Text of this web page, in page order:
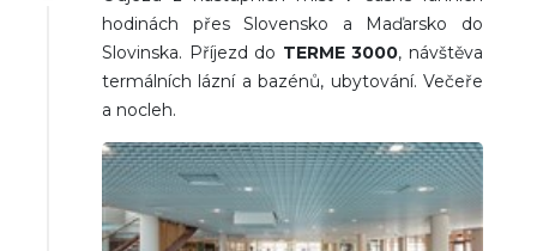
hodinách přes Slovensko a Maďarsko do
Slovinska. Příjezd do TERME 3000, návštěva
termálních lázní a bazénů, ubytování. Večeře
a nocleh.